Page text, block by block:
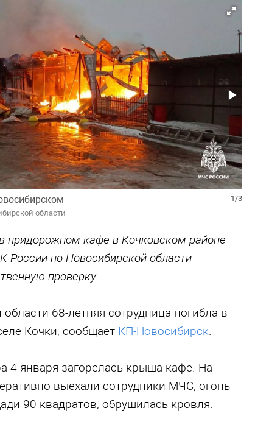
1/3
области
придорожном кафе в Кочковском районе
России по Новосибирской области
проверку
68-летняя сотрудница погибла в
Кочки, сообщает КП-Новосибирск.
4 января загорелась крыша кафе. На
выехали сотрудники МЧС, огонь
90 квадратов, обрушилась кровля.